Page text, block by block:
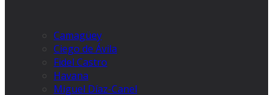
Camagüey
Ciego de Ávila
Fidel Castro
Havana
Miguel Díaz-Canel